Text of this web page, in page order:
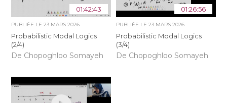
01:42:43
PUBLIÉE LE23 MARS 2026
Probabilistic Modal Logics
(2/4)
De Chopoghloo Somayeh
01:26:56
PUBLIÉE LE 23 MARS 2026
Probabilistic Modal Logics
(3/4)
De Chopoghloo Somayeh